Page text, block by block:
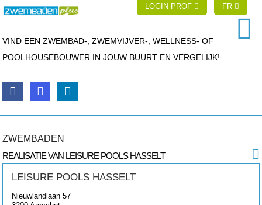
LOGIN PROF FR
VIND EEN ZWEMBAD-, ZWEMVIJVER-, WELLNESS- OF
POOLHOUSEBOUWER IN JOUW BUURT EN VERGELIJK!
ZWEMBADEN
REALISATIE VAN LEISURE POOLS HASSELT
LEISURE POOLS HASSELT
Nieuwlandlaan 57